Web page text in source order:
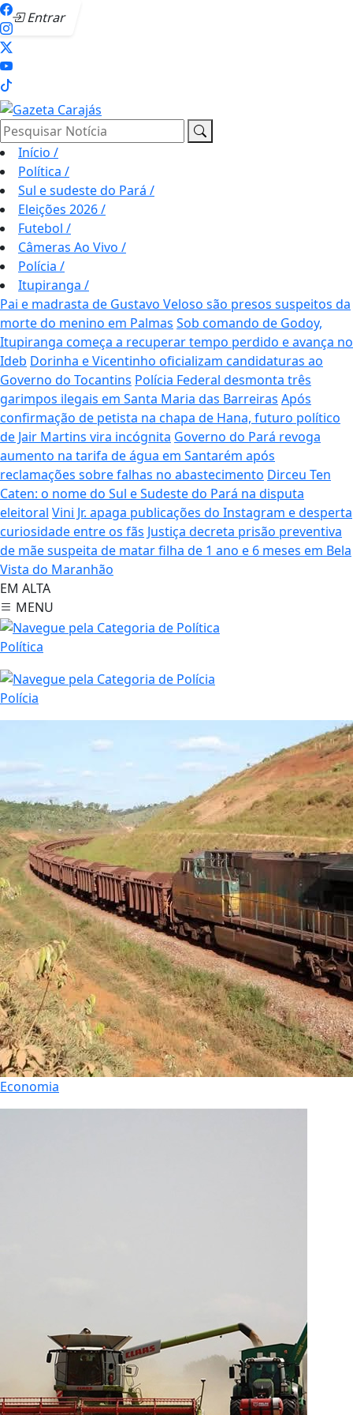
Entrar
Pesquisar Notícia
Início /
Política /
Sul e sudeste do Pará /
Eleições 2026/
Futebol /
Câmeras Ao Vivo /
Polícia /
Itupiranga /
Pai e madrasta de Gustavo Veloso são presos suspeitos da
morte do menino em Palmas Sob comando de Godoy,
Itupiranga começa a recuperar tempo perdido e avança no
Ideb Dorinha e Vicentinho oficializam candidaturas ao
Governo do Tocantins Polícia Federal desmonta três
garimpos ilegais em Santa Maria das Barreiras Após
confirmação de petista na chapa de Hana, futuro político
de Jair Martins vira incógnita Governo do Pará revoga
aumento na tarifa de água em Santarém após
reclamações sobre falhas no abastecimento Dirceu Ten
Caten: o nome do Sul e Sudeste do Pará na disputa
eleitoral Vini Jr. apaga publicações do Instagram e desperta
curiosidade entre os fãs Justiça decreta prisão preventiva
de mãe suspeita de matar filha de 1 ano e 6 meses em Bela
Vista do Maranhão
EM ALTA
MENU
Política
Polícia
Economia